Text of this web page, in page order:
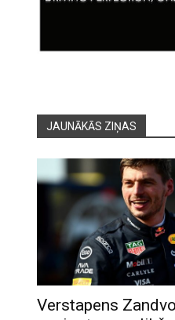
JAUNĀKĀS ZIŅAS
Verstapens